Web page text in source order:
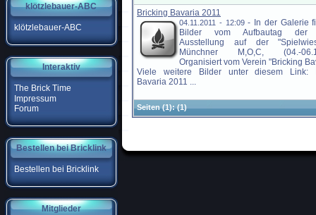
klötzlebauer-ABC
klötzlebauer-ABC
Interaktiv
The Brick Time
Impressum
Forum
Bestellen bei Bricklink
Bestellen bei Bricklink
Mitglieder
Bricking Bavaria 2011
04.11.2011 - 12:09- In der Galerie
Bilder vom Aufbautag der
Ausstellung auf der
Münchner M,O,C, (04.-
Organisiert vom Verein "Bricking
Viele weitere Bilder unter diesem Link:
Bavaria 2011 ...
Seiten(1):(1)